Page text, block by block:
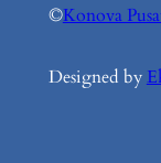
©Konova
Designed by